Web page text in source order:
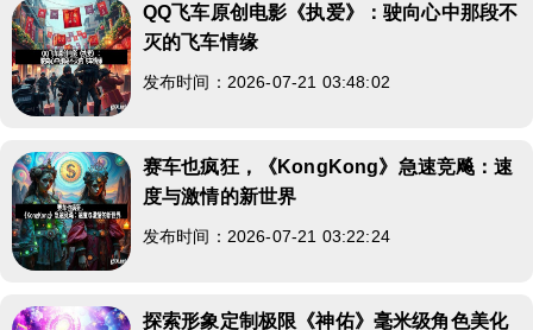
QQ飞车原创电影《执爱》：驶向心中那段不
灭的飞车情缘
发布时间：2026-07-21 03:48:02
赛车也疯狂，《KongKong》急速竞飚：速
度与激情的新世界
发布时间：2026-07-21 03:22:24
探索形象定制极限《神佑》毫米级角色美化